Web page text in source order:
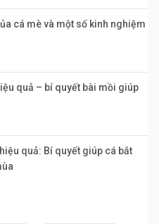
cá mè và một số kinh nghiệm
quả – bí quyết bài mồi giúp
quả: Bí quyết giúp cá bắt